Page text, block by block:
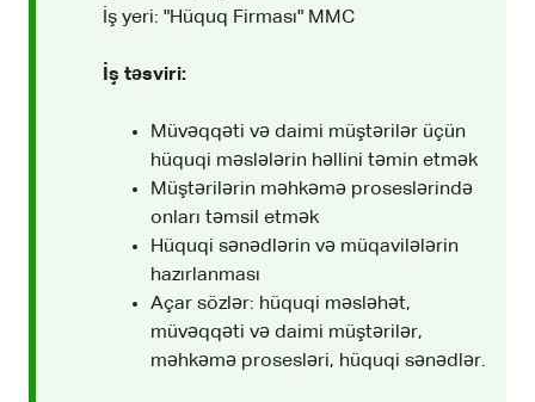
İş yeri: "Hüquq Firması" MMC
İş təsviri:
Müvəqqəti və daimi müştərilər üçün
hüquqi məslələrin həllini təmin etmək
Müştərilərin məhkəmə proseslərində
onları təmsil etmək
Hüquqi sənədlərin və müqavilələrin
hazırlanması
Açar sözlər: hüquqi məsləhət,
müvəqqəti və daimi müştərilər,
məhkəmə prosesləri, hüquqi sənədlər.